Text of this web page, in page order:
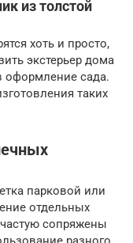
из толстой
хоть и просто,
экстерьер дома
оформление сада.
таких
парковой или
отдельных
сопряжены